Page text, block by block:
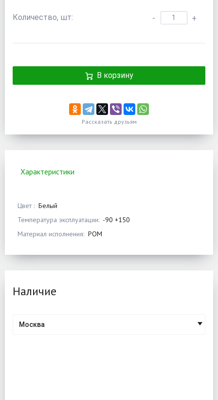
Количество, шт: - +
В корзину
Рассказать друзьям
Характеристики
Цвет : Белый
Температура эксплуатации: -90 +150
Материал исполнения: POM
Наличие
Москва